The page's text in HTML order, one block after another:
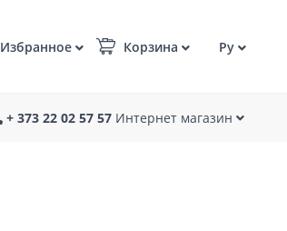
Избранное Корзина Ру
+ 373 22 02 57 57 Интернет магазин